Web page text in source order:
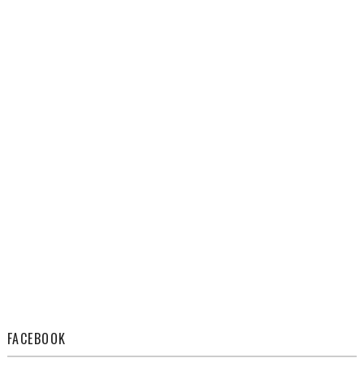
FACEBOOK